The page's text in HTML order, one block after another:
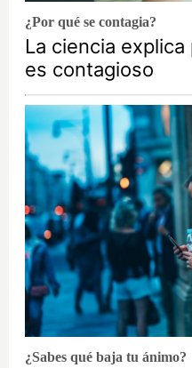
¿Por qué se contagia?
La ciencia
es contagioso
¿Sabes qué baja tu ánimo?